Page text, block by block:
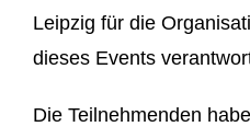
Leipzig für die
dieses Events
Die Teilnehmenden